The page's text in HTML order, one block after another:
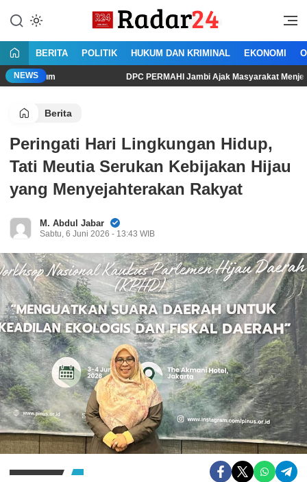
konten
Radar24.co.id
Jujur Lantang Bersuara
BERITA POLITIK HUKUM DAN KRIMINAL EKONOMI
NEWS DPC PERMAHI Jambi Ajak Masyarakat Menjernihkan
Berita
Peringati Hari Lingkungan Hidup,
Tati Meutia Serukan Kebijakan Hijau
yang Menyejahterakan Rakyat
M. Abdul Jabar
Sabtu, 6 Juni 2026 - 13:43 WIB